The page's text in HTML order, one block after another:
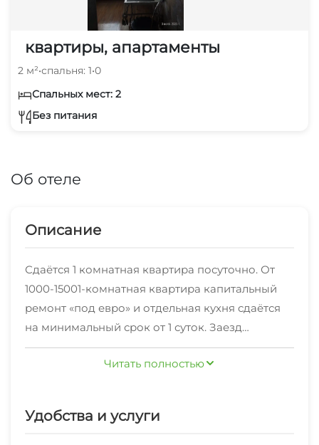
квартиры, апартаменты
2 м²•спальня: 1•0
Спальных мест: 2
Без питания
Об отеле
Описание
Сдаётся 1 комнатная квартира посуточно. От
1000-15001-комнатная квартира капитальный
ремонт «под евро» и отдельная кухня сдаётся
на минимальный срок от 1 суток. Заезд
после 13:00, отъезд до 12:00
Читать полностью
Удобства и услуги